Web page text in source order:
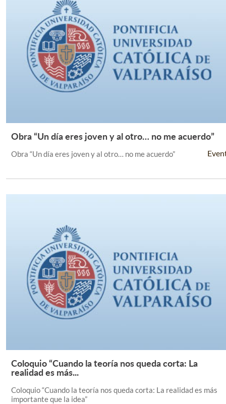
Leer Más +
Obra “Un día eres joven y al otro… no me acuerdo”
Obra “Un día eres joven y al otro… no me acuerdo”
Leer Más +
Coloquio “Cuando la teoría nos queda corta: La
realidad es más...
Coloquio “Cuando la teoría nos queda corta: La realidad es más
importante que la idea”